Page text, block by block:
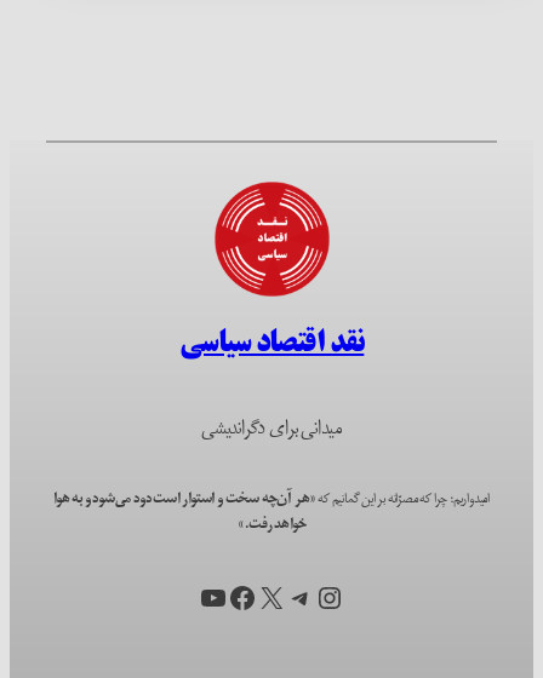
نقد اقتصاد سیاسی
میدانی برای دگراندیشی
امیدواریم؛ چرا که مصرّانه بر این گمانیم که«هر آن‌چه سخت و استوار است دود می‌شود و به هوا
خواهد رفت.»
اینستاگرم
تلگرام
X فیس‌بوک
یوتیوب